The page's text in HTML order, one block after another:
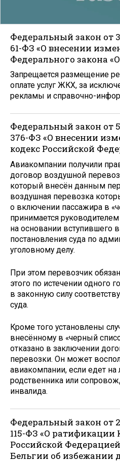
Федеральный закон от
61-ФЗ «О внесении
Федерального закона
Запрещается размещение
оплате услуг ЖКХ, за
рекламы и справочно-
Федеральный закон от
376-ФЗ «О внесении
кодекс Российской
Авиакомпании получили
договор воздушной
который внесён данным
воздушная перевозка
о включении пассажира в
принимается
на основании вступившего
постановления суда по
уголовному делу.
При этом перевозчик
этого по истечении одного
в законную силу
суда.
Кроме того установлены
внесённому в «черный
отказано в заключении
перевозки. Он может
авиакомпании, если едет
родственника или
инвалида.
Федеральный закон от
115-ФЗ «О
Российской
Бельгии об избежании